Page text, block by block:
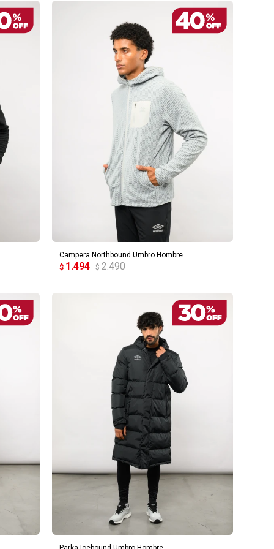
Campera Northbound Umbro Hombre
$ 1.494 $ 2.490
AGREGAR AL CARRITO
AGREGAR AL CARRITO